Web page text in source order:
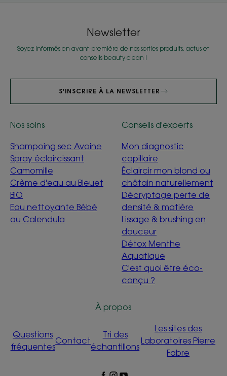
Newsletter
Soyez informés en avant-première de nos sorties produits, actus et
conseils beauty clean !
S'INSCRIRE À LA NEWSLETTER
Nos soins
Shampoing sec Avoine
Spray éclaircissant
Camomille
Crème d'eau au Bleuet
BIO
Eau nettoyante Bébé
au Calendula
Conseils d'experts
Mon diagnostic
capillaire
Éclaircir mon blond ou
châtain naturellement
Décryptage perte de
densité & matière
Lissage & brushing en
douceur
Détox Menthe
Aquatique
C'est quoi être éco-
conçu ?
À propos
Questions
fréquentes
Contact
Tri des
échantillons
Les sites des
Laboratoires Pierre
Fabre